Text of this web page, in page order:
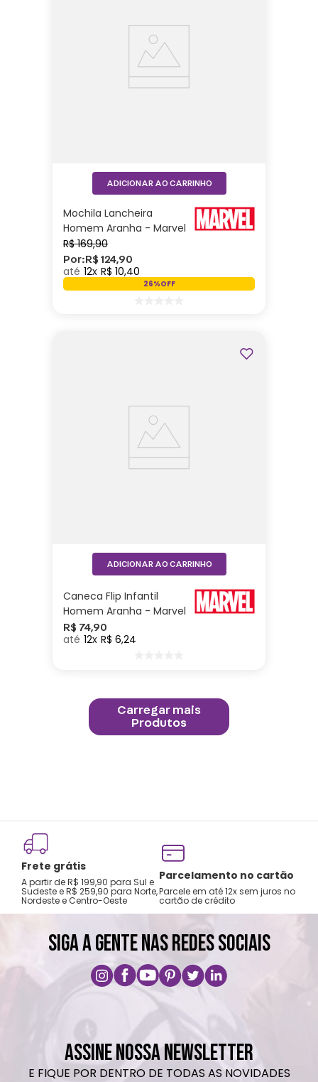
Mochila Lancheira
Homem Aranha - Marvel
R$ 169,90
Por:R$ 124,90
12 R$ 10,40
26%OFF
ADICIONAR AO CARRINHO
Caneca Flip Infantil
Homem Aranha - Marvel
R$ 74,90
12 R$ 6,24
ADICIONAR AO CARRINHO
Frete grátis
A partir de R$ 199,90 para Sul e
Sudeste e R$ 259,90 para Norte,
Nordeste e Centro-Oeste
Parcelamento no cartão
Parcele em até 12x sem juros no
cartão de crédito
SIGA A GENTE NAS REDES SOCIAIS
ASSINE NOSSA NEWSLETTER
E FIQUE POR DENTRO DE TODAS AS NOVIDADES